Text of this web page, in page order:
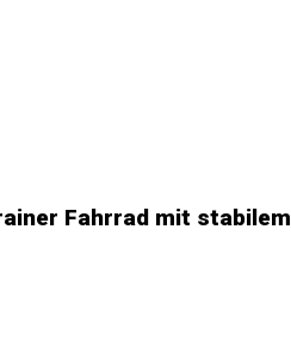
Fahrrad mit stabilem